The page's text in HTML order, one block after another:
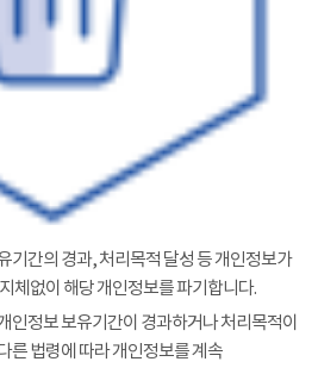
기간의 경과, 처리목적 달성 등 개인정보가
체없이 해당 개인정보를 파기합니다.
인정보 보유기간이 경과하거나 처리목적이
른 법령에 따라 개인정보를 계속